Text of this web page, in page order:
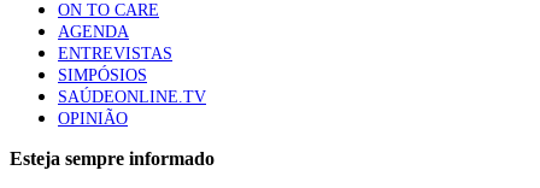
1.º Episódio do Podcast “Frequência Cardio – Sintoniza-
te na Insuficiência Cardíaca” da Bayer
58 visualizações
ON TO CARE
AGENDA
ENTREVISTAS
SIMPÓSIOS
SAÚDEONLINE.TV
OPINIÃO
Esteja sempre informado